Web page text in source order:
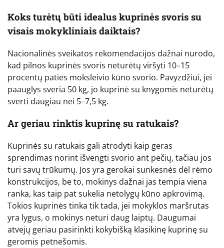
Koks turėtų būti idealus kuprinės svoris su
visais mokykliniais daiktais?
Nacionalinės sveikatos rekomendacijos dažnai nurodo,
kad pilnos kuprinės svoris neturėtų viršyti 10–15
procentų paties moksleivio kūno svorio. Pavyzdžiui, jei
paauglys sveria 50 kg, jo kuprinė su knygomis neturėtų
sverti daugiau nei 5–7,5 kg.
Ar geriau rinktis kuprinę su ratukais?
Kuprinės su ratukais gali atrodyti kaip geras
sprendimas norint išvengti svorio ant pečių, tačiau jos
turi savų trūkumų. Jos yra gerokai sunkesnės dėl rėmo
konstrukcijos, be to, mokinys dažnai jas tempia viena
ranka, kas taip pat sukelia netolygų kūno apkrovimą.
Tokios kuprinės tinka tik tada, jei mokyklos maršrutas
yra lygus, o mokinys neturi daug laiptų. Daugumai
atvejų geriau pasirinkti kokybišką klasikinę kuprinę su
geromis petnešomis.